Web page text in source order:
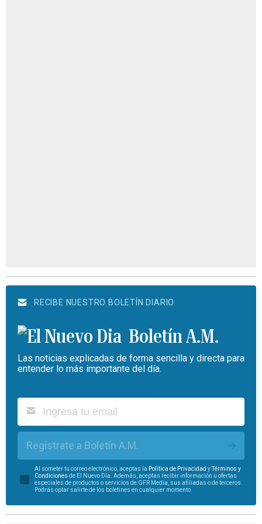
RECIBE NUESTRO BOLETÍN DIARIO
Boletín A.M.
Las noticias explicadas de forma sencilla y directa para
entender lo más importante del día.
Regístrate a Boletín A.M.
Al someter tu correo electrónico, aceptas la Política de Privacidad yTérminos y
Condiciones de El Nuevo Día. Además, aceptas recibir información u ofertas
especiales de productos o servicios de GFR Media, sus afiliadas o de terceros.
Podrás optar salirte de los boletines en cualquier momento.